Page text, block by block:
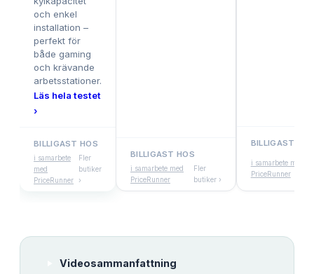
och enkel
installation –
perfekt för
både gaming
och krävande
arbetsstationer.
Läs hela testet
›
BILLIGAST HOS
i samarbete
med
PriceRunner
Fler
butiker
›
BILLIGAST HOS
i samarbete med
PriceRunner
Fler
butiker ›
BILLIGAST
i samarbete med
PriceRunner
Videosammanfattning